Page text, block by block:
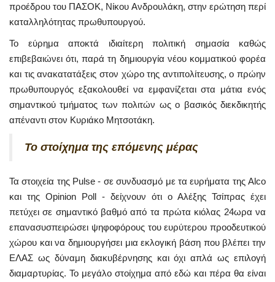
προέδρου του ΠΑΣΟΚ, Νίκου Ανδρουλάκη, στην ερώτηση περί
καταλληλότητας πρωθυπουργού.
Το εύρημα αποκτά ιδιαίτερη πολιτική σημασία καθώς
επιβεβαιώνει ότι, παρά τη δημιουργία νέου κομματικού φορέα
και τις ανακατατάξεις στον χώρο της αντιπολίτευσης, ο πρώην
πρωθυπουργός εξακολουθεί να εμφανίζεται στα μάτια ενός
σημαντικού τμήματος των πολιτών ως ο βασικός διεκδικητής
απέναντι στον Κυριάκο Μητσοτάκη.
Το στοίχημα της επόμενης μέρας
Τα στοιχεία της Pulse - σε συνδυασμό με τα ευρήματα της Alco
και της Opinion Poll - δείχνουν ότι ο Αλέξης Τσίπρας έχει
πετύχει σε σημαντικό βαθμό από τα πρώτα κιόλας 24ωρα να
επανασυσπειρώσει ψηφοφόρους του ευρύτερου προοδευτικού
χώρου και να δημιουργήσει μια εκλογική βάση που βλέπει την
ΕΛΑΣ ως δύναμη διακυβέρνησης και όχι απλά ως επιλογή
διαμαρτυρίας. Το μεγάλο στοίχημα από εδώ και πέρα θα είναι